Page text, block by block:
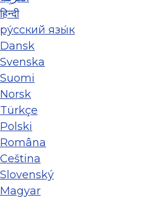
हिन्दी
ру́сский язы́к
Dansk
Svenska
Suomi
Norsk
Türkçe
Polski
Româna
Ceština
Slovenský
Magyar